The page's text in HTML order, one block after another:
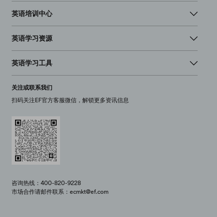
英语培训中心
英语学习资源
英语学习工具
关注或联系我们
扫码关注EF官方客服微信，解锁更多资讯信息
咨询热线：400-820-9228
市场合作请邮件联系：ecmkt@ef.com